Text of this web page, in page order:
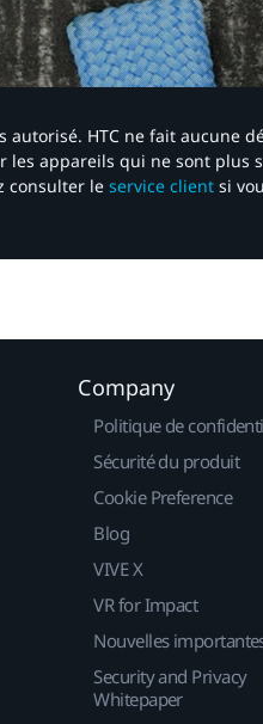
HTC ne fait aucune
appareils qui ne sont plus
consulter le service client si
Company
Politique de
Sécurité du produit
Cookie Preference
Blog
VIVE X
VR for Impact
Nouvelles
Security and Privacy
Whitepaper